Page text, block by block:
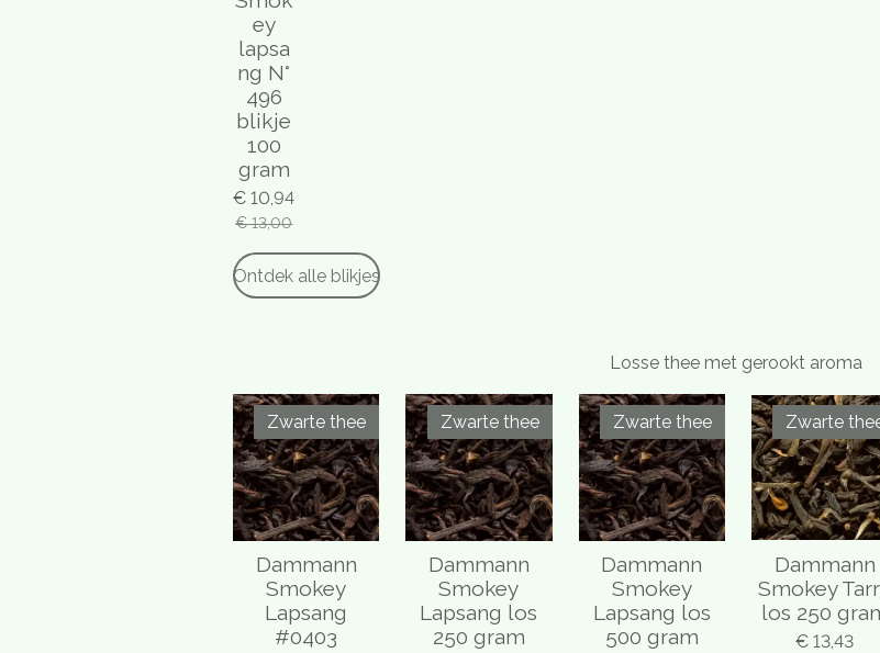
ey
lapsa
ng N°
496
blikje
100
gram
€ 10,94
€ 13,00
Ontdek alle blikjes
Losse thee met gerookt aroma
Zwarte thee
Dammann
Smokey
Lapsang
#0403
Zwarte thee
Dammann
Smokey
Lapsang los
250 gram
Zwarte thee
Dammann
Smokey
Lapsang los
500 gram
Zwarte
Dammann
Smokey
los 250
€ 13,43